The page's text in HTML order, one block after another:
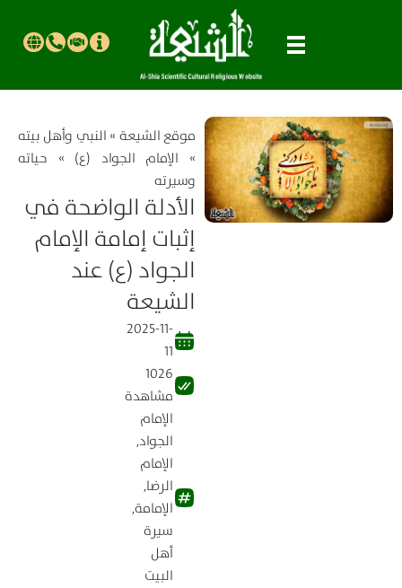
موقع الشیعة » النبي وأهل بيته
» الإمام الجواد (ع) » حياته
وسيرته
الأدلة الواضحة في
إثبات إمامة الإمام
الجواد (ع) عند
الشيعة
2025-11-
11
1026
مشاهدة
الإمام
الجواد,
الإمام
الرضا,
الإمامة,
سيرة
أهل
البيت